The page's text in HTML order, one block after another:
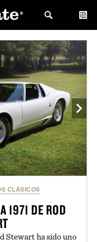
CLÁSICOS
1971 DE ROD
Stewart ha sido uno